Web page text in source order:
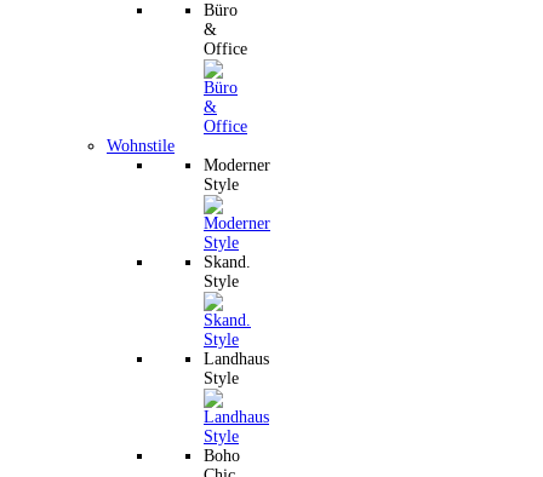
Büro
&
Office
Wohnstile
Moderner
Style
Skand.
Style
Landhaus
Style
Boho